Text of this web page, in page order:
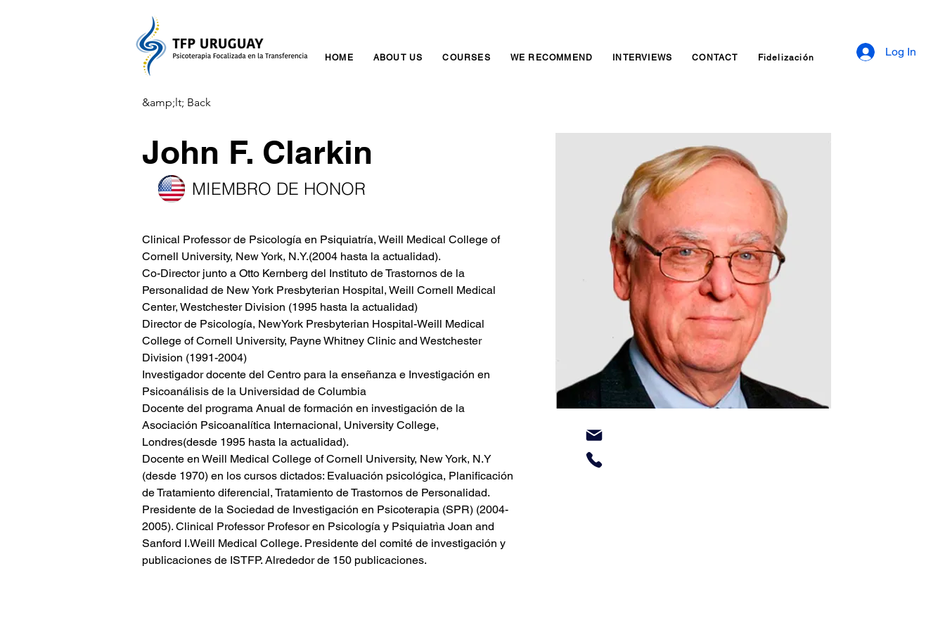
HOME ABOUT US COURSES WE RECOMMEND INTERVIEWS CONTACT Fidelización Inquiry Services Page
Log In
&amp;lt; Back
John F. Clarkin
MIEMBRO DE HONOR
Clinical Professor de Psicología en Psiquiatría, Weill Medical College of
Cornell University, New York, N.Y.(2004 hasta la actualidad).
Co-Director junto a Otto Kernberg del Instituto de Trastornos de la
Personalidad de New York Presbyterian Hospital, Weill Cornell Medical
Center, Westchester Division (1995 hasta la actualidad)
Director de Psicología, NewYork Presbyterian Hospital-Weill Medical
College of Cornell University, Payne Whitney Clinic and Westchester
Division (1991-2004)
Investigador docente del Centro para la enseñanza e Investigación en
Psicoanálisis de la Universidad de Columbia
Docente del programa Anual de formación en investigación de la
Asociación Psicoanalítica Internacional, University College,
Londres(desde 1995 hasta la actualidad).
Docente en Weill Medical College of Cornell University, New York, N.Y
(desde 1970) en los cursos dictados: Evaluación psicológica, Planificación
de Tratamiento diferencial, Tratamiento de Trastornos de Personalidad.
Presidente de la Sociedad de Investigación en Psicoterapia (SPR) (2004-
2005). Clinical Professor Profesor en Psicología y Psiquiatrìa Joan and
Sanford I.Weill Medical College. Presidente del comité de investigación y
publicaciones de ISTFP. Alrededor de 150 publicaciones.